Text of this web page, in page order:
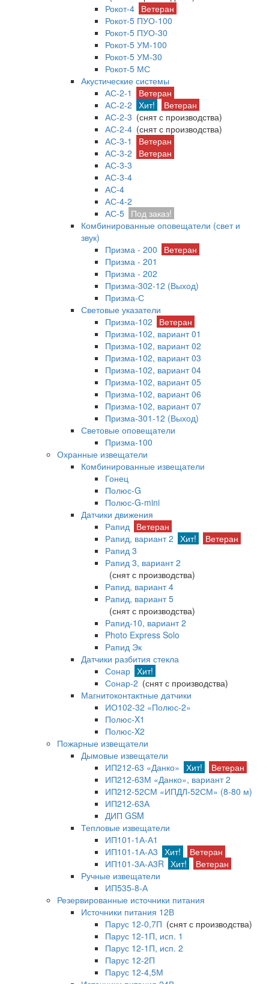
Рокот-4 Ветеран
Рокот-5 ПУО-100
Рокот-5 ПУО-30
Рокот-5 УМ-100
Рокот-5 УМ-30
Рокот-5 МС
Акустические системы
АС-2-1
Ветеран
АС-2-2 Хит!
Ветеран
АС-2-3 (снят с производства)
АС-2-4 (снят с производства)
АС-3-1
Ветеран
АС-3-2
Ветеран
АС-3-3
АС-3-4
АС-4
АС-4-2
АС-5 Под заказ!
Комбинированные оповещатели (свет и
звук)
Призма - 200
Ветеран
Призма - 201
Призма - 202
Призма-302-12 (Выход)
Призма-С
Световые указатели
Призма-102
Ветеран
Призма-102, вариант 01
Призма-102, вариант 02
Призма-102, вариант 03
Призма-102, вариант 04
Призма-102, вариант 05
Призма-102, вариант 06
Призма-102, вариант 07
Призма-301-12 (Выход)
Световые оповещатели
Призма-100
Охранные извещатели
Комбинированные извещатели
Гонец
Полюс-G
Полюс-G-mini
Датчики движения
Рапид Ветеран
Рапид, вариант 2 Хит!
Ветеран
Рапид 3
Рапид 3, вариант 2
(снят с производства)
Рапид, вариант 4
Рапид, вариант 5
(снят с производства)
Рапид-10, вариант 2
Photo Express Solo
Рапид Эк
Датчики разбития стекла
Сонар Хит!
Сонар-2 (снят с производства)
Магнитоконтактные датчики
ИО102-32 «Полюс-2»
Полюс-X1
Полюс-X2
Пожарные извещатели
Дымовые извещатели
ИП212-63 «Данко» Хит!
Ветеран
ИП212-63М «Данко», вариант 2
ИП212-52СМ «ИПДЛ-52СМ» (8-80 м)
ИП212-63А
ДИП GSM
Тепловые извещатели
ИП101-1А-А1
ИП101-1А-А3 Хит!
Ветеран
ИП101-3А-А3R Хит!
Ветеран
Ручные извещатели
ИП535-8-А
Резервированные источники питания
Источники питания 12В
Парус 12-0,7П (снят с производства)
Парус 12-1П, исп. 1
Парус 12-1П, исп. 2
Парус 12-2П
Парус 12-4,5М